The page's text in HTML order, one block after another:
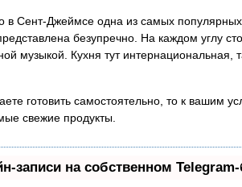
в Сент-Джеймсе одна из самых
безупречно. На каждом углу
музыкой. Кухня тут
готовить самостоятельно, то к вашим
свежие продукты.
записи на собственном Telegram-